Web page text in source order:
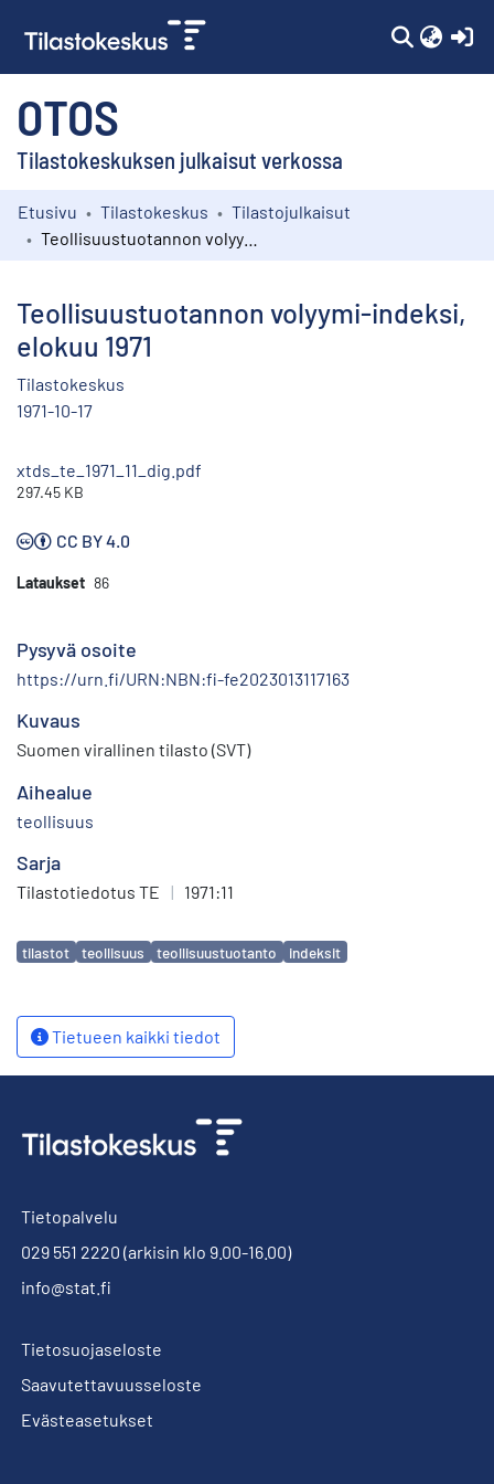
OTOS
Tilastokeskuksen julkaisut verkossa
Kokoelmat
Etusivu Tilastokeskus
Tilastojulkaisut
Teollisuustuotannon volyymi-indeksi,
elokuu 1971
Tilastokeskus
1971-10-17
xtds_te_1971_11_dig.pdf
297.45 KB
CC BY 4.0
Lataukset 86
Pysyvä osoite
https://urn.fi/URN:NBN:fi-fe2023013117163
Kuvaus
Suomen virallinen tilasto (SVT)
Aihealue
teollisuus
Sarja
Tilastotiedotus TE | 1971:11
Avainsanat
tilastot teollisuus teollisuustuotanto indeksit
Tietueen kaikki tiedot
Tietopalvelu
029 551 2220 (arkisin klo 9.00-16.00)
info@stat.fi
Tietosuojaseloste
Saavutettavuusseloste
Evästeasetukset